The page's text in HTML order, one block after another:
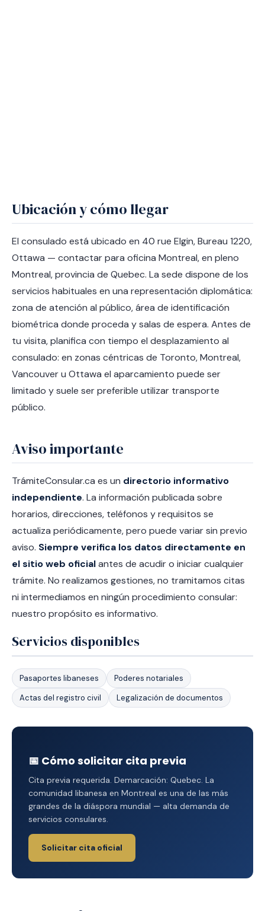
Ubicación y cómo llegar
El consulado está ubicado en 40 rue Elgin, Bureau 1220,
Ottawa — contactar para oficina Montreal, en pleno
Montreal, provincia de Quebec. La sede dispone de los
servicios habituales en una representación diplomática:
zona de atención al público, área de identificación
biométrica donde proceda y salas de espera. Antes de
tu visita, planifica con tiempo el desplazamiento al
consulado: en zonas céntricas de Toronto, Montreal,
Vancouver u Ottawa el aparcamiento puede ser
limitado y suele ser preferible utilizar transporte
público.
Aviso importante
TrámiteConsular.ca es un directorio informativo
independiente. La información publicada sobre
horarios, direcciones, teléfonos y requisitos se
actualiza periódicamente, pero puede variar sin previo
aviso. Siempre verifica los datos directamente en
el sitio web oficialantes de acudir o iniciar cualquier
trámite. No realizamos gestiones, no tramitamos citas
ni intermediamos en ningún procedimiento consular:
nuestro propósito es informativo.
Servicios disponibles
Pasaportes libaneses
Poderes notariales
Actas del registro civil
Legalización de documentos
📅 Cómo solicitar cita previa
Cita previa requerida. Demarcación: Quebec. La
comunidad libanesa en Montreal es una de las más
grandes de la diáspora mundial — alta demanda de
servicios consulares.
Solicitar cita oficial